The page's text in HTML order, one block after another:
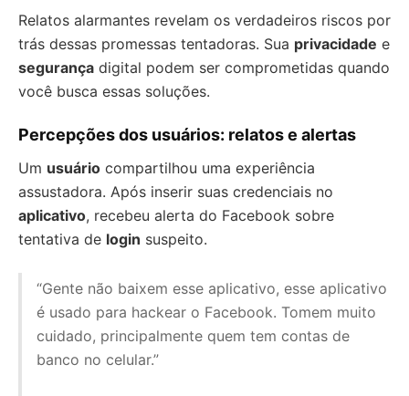
Relatos alarmantes revelam os verdadeiros riscos por
trás dessas promessas tentadoras. Sua privacidade e
segurança digital podem ser comprometidas quando
você busca essas soluções.
Percepções dos usuários: relatos e alertas
Um usuário compartilhou uma experiência
assustadora. Após inserir suas credenciais no
aplicativo, recebeu alerta do Facebook sobre
tentativa de login suspeito.
“Gente não baixem esse aplicativo, esse aplicativo
é usado para hackear o Facebook. Tomem muito
cuidado, principalmente quem tem contas de
banco no celular.”